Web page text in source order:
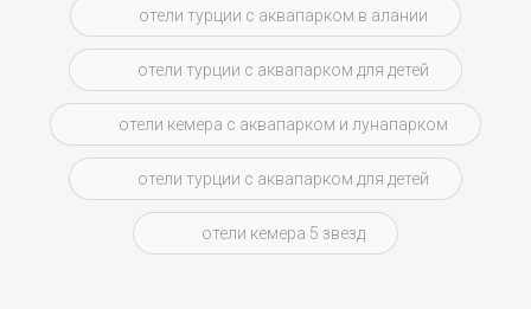
отели турции с аквапарком в алании
отели турции с аквапарком для детей
отели кемера с аквапарком и лунапарком
отели турции с аквапарком для детей
отели кемера 5 звезд